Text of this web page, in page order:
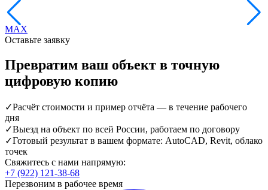
MAX
Оставьте заявку
Превратим ваш объект в точную
цифровую копию
✓Расчёт стоимости и пример отчёта — в течение рабочего
дня
✓Выезд на объект по всей России, работаем по договору
✓Готовый результат в вашем формате: AutoCAD, Revit, облако
точек
Свяжитесь с нами напрямую:
+7 (922) 121-38-68
Перезвоним в рабочее время